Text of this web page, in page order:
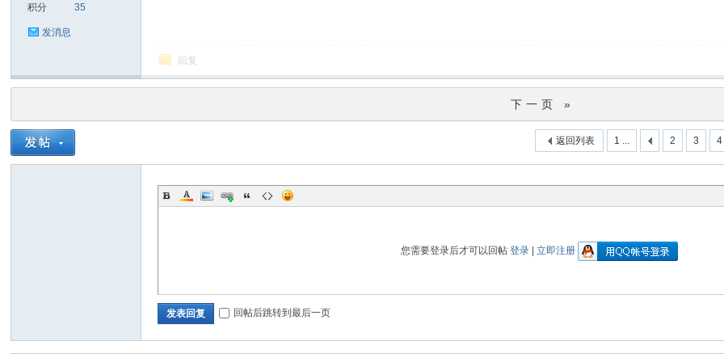
积分 35
发消息
回复
下一页 »
1 ... 2 3 4
返回列表
您需要登录后才可以回帖 登录| 立即注册
发表回复 回帖后跳转到最后一页